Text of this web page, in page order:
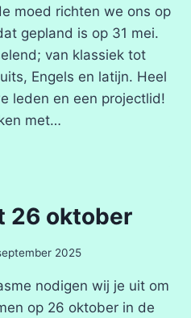
moed richten we ons op
gepland is op 31 mei.
van klassiek tot
Engels en latijn. Heel
leden en een projectlid!
met…
26 oktober
2025
nodigen wij je uit om
op 26 oktober in de